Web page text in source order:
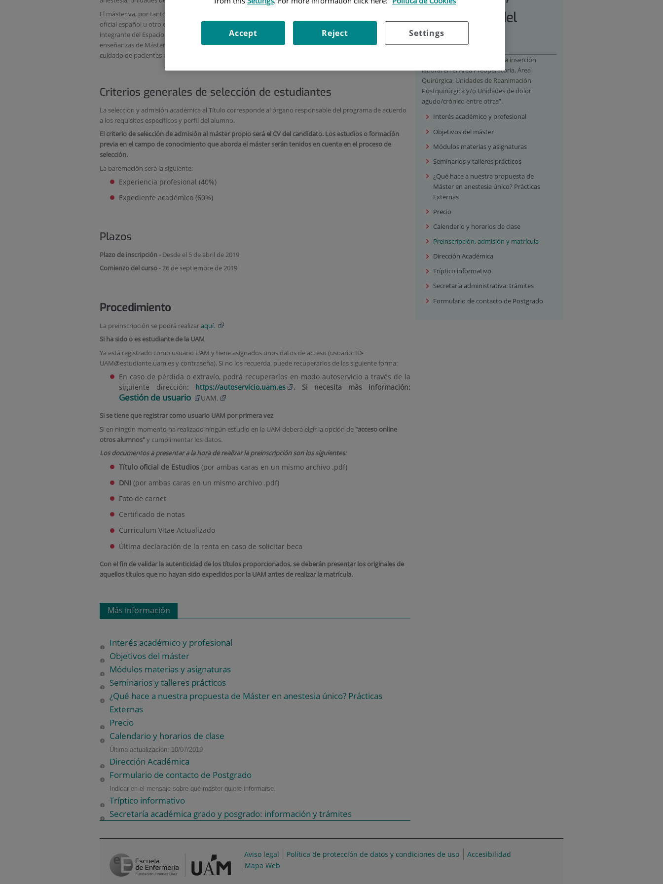
El máster va, por tanto, dirigido a estudiantes con formación en Enfermería acreditada (título universitario
oficial español u otro expedido por una institución de educación superior perteneciente a otro Estado
integrante del Espacio Europeo de Educación Superior que faculte en el mismo para el acceso a
enseñanzas de Máster) y especialmente a aquellos que puedan estar vinculados o relacionados con el
cuidado de pacientes en situación de preanestesia, anestesia y tratamiento del dolor.
Criterios generales de selección de estudiantes
La selección y admisión académica al Título corresponde al órgano responsable del programa de acuerdo
a los requisitos específicos y perfil del alumno.
El criterio de selección de admisión al máster propio será el CV del candidato. Los estudios o formación
previa en el campo de conocimiento que aborda el máster serán tenidos en cuenta en el proceso de
selección.
La baremación será la siguiente:
Experiencia profesional (40%)
Expediente académico (60%)
Plazos
Plazo de inscripción - Desde el 5 de abril de 2019
Comienzo del curso- 26 de septiembre de 2019
Procedimiento
La preinscripción se podrá realizaraquí.
Si ha sido o es estudiante de la UAM
Ya está registrado como usuario UAM y tiene asignados unos datos de acceso (usuario: ID-
UAM@estudiante.uam.es y contraseña). Si no los recuerda, puede recuperarlos de las siguiente forma:
En caso de pérdida o extravío, podrá recuperarlos en modo autoservicio a través de la
siguiente dirección: https://autoservicio.uam.es . Si necesita más información:
Gestión de usuario UAM.
Si se tiene que registrar como usuario UAM por primera vez
Si en ningún momento ha realizado ningún estudio en la UAM deberá elgir la opción de "acceso online
otros alumnos"y cumplimentar los datos.
Los documentos a presentar a la hora de realizar la preinscripción son los siguientes:
Título oficial de Estudios(por ambas caras en un mismo archivo .pdf)
DNI(por ambas caras en un mismo archivo .pdf)
Foto de carnet
Certificado de notas
Curriculum Vitae Actualizado
Última declaración de la renta en caso de solicitar beca
Con el fin de validar la autenticidad de los títulos proporcionados, se deberán presentar los originales de
aquellos títulos que no hayan sido expedidos por la UAM antes de realizar la matrícula.
Más información
Interés académico y profesional
Objetivos del máster
Módulos materias y asignaturas
Seminarios y talleres prácticos
¿Qué hace a nuestra propuesta de Máster en anestesia único? Prácticas
Externas
Precio
Calendario y horarios de clase
Última actualización: 10/07/2019
Dirección Académica
Formulario de contacto de Postgrado
Indicar en el mensaje sobre qué máster quiere informarse.
Tríptico informativo
Secretaría académica grado y posgrado: información y trámites
Tratamiento del
Dolor
“Este máster puede facilitar la inserción
laboral en el Área Preoperatoria, Área
Quirúrgica, Unidades de Reanimación
Postquirúrgica y/o Unidades de dolor
agudo/crónico entre otras”.
Interés académico y profesional
Objetivos del máster
Módulos materias y asignaturas
Seminarios y talleres prácticos
¿Qué hace a nuestra propuesta de
Máster en anestesia único? Prácticas
Externas
Precio
Calendario y horarios de clase
Preinscripción, admisión y matrícula
Dirección Académica
Tríptico informativo
Secretaría administrativa: trámites
Formulario de contacto de Postgrado
Aviso legal Política de protección de datos y condiciones de uso
Accesibilidad
Mapa Web
Settings
Reject
Accept